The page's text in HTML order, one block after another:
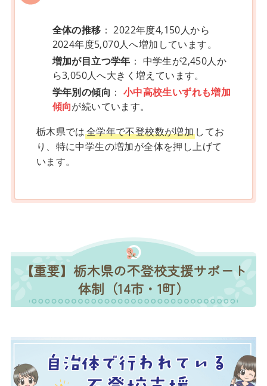
全体の推移 ： 2022年度4,150人から
2024年度5,070人へ増加しています。
増加が目立つ学年 ： 中学生が2,450人か
ら3,050人へ大きく増えています。
学年別の傾向 ： 小中高校生いずれも増加
傾向が続いています。
栃木県では全学年で不登校数が増加 してお
り、特に中学生の増加が全体を押し上げて
います。
【重要】栃木県の不登校支援サポート
体制（14市・1町）